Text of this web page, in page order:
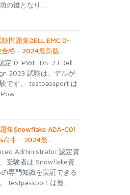
の鍵となり...
問題集DELL EMC D-
格 - 2024最新版...
定 D-PWF-DS-23 Dell
2023 試験は、デルが
です。 testpassport は
集Snowflake ADA-C01
命中 - 2024最...
Administrator 認定資
受験者は Snowflake資
専門知識を実証できる
testpassport は最...